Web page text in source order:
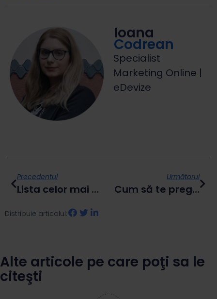
Ioana
Codrean
Specialist
Marketing Online |
eDevize
Precedentul
Lista celor mai mari evenimente de construcții din 2025: de ce să participi?
Următorul
Cum să te pregătești pentru controalele ANPC și ANRE cu devize corect întocmite
Distribuie articolul:
Alte articole pe care poţi sa le
citeşti